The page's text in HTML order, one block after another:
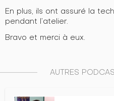
En plus, ils ont assuré la
pendant l’atelier.
Bravo et merci à eux.
AUTRES